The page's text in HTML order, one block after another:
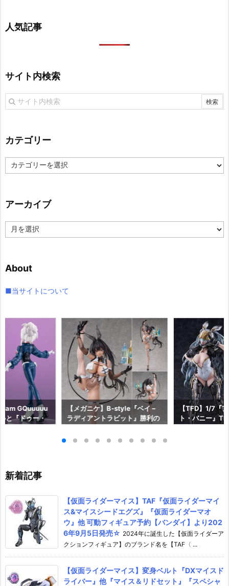
人気記事
サイト内検索
カテゴリー
カ
テ
ー
アーカイブ
ー
ブ
About
■当サイトについて
GQuuuuu
と『ドゥー・
ットスーツVe
【メガニケ】B-style『ベイ –
ラディアントラビット』勝利の
女神：NIKKE 1/4 フィギュア予
約【フリーイング】より2026
【TFD】1/7『
ト・バニー』
dant 完成品フ
新着記事
【仮面ライダーマイス】TAF『仮面ライダーマイ
ス&マイスシードエグズ』『仮面ライダーマオ
ウ』他 可動フィギュア予約【バンダイ】より202
6年9月5日発売☆ 2024年に誕生した【仮面ライダーア
クションフィギュア】のブランド名を【TAF〈 ...
【仮面ライダーマイス】変身ベルト『DXマイスド
ライバー』他『マイス＆リドセット』『スペシャ